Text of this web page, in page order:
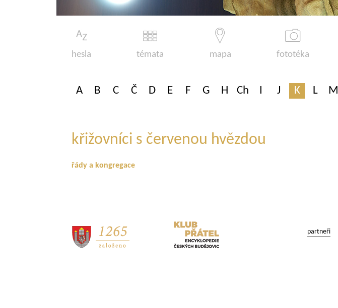
hesla témata mapa fototéka
A B C Č D E F G H Ch I J K L M
křižovníci s červenou hvězdou
řády a kongregace
partneři